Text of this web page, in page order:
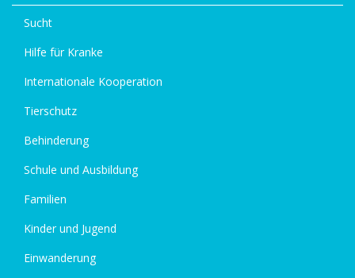
Sucht
Hilfe für Kranke
Internationale Kooperation
Tierschutz
Behinderung
Schule und Ausbildung
Familien
Kinder und Jugend
Einwanderung